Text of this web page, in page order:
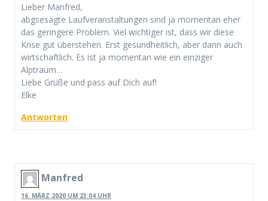
Lieber Manfred,
abgsesagte Laufveranstaltungen sind ja momentan eher
das geringere Problem. Viel wichtiger ist, dass wir diese
Krise gut überstehen. Erst gesundheitlich, aber dann auch
wirtschaftlich. Es ist ja momentan wie ein einziger
Alptraum…
Liebe Grüße und pass auf Dich auf!
Elke
Antworten
Manfred
16. MÄRZ 2020 UM 23:04 UHR